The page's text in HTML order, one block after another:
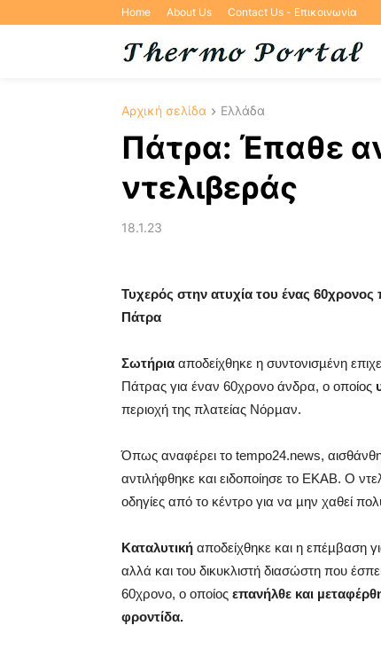
Home About Us Contact Us - Επικοινωνία
Αρχική σελίδα Ελλάδα
Πάτρα: Έπαθε
ντελιβεράς
18.1.23
Τυχερός στην ατυχία του ένας
Πάτρα
Σωτήρια αποδείχθηκε η συντονισµένη
Πάτρας για έναν 60χρονο άνδρα, ο οποίος
περιοχή της πλατείας Νόρµαν.
Όπως αναφέρει το tempo24.news,
αντιλήφθηκε και ειδοποίησε το ΕΚΑΒ. Ο
οδηγίες από το κέντρο για να µην χαθεί
Καταλυτική αποδείχθηκε και η επέµβαση
αλλά και του δικυκλιστή διασώστη που
60χρονο, ο οποίος επανήλθε και
φροντίδα.